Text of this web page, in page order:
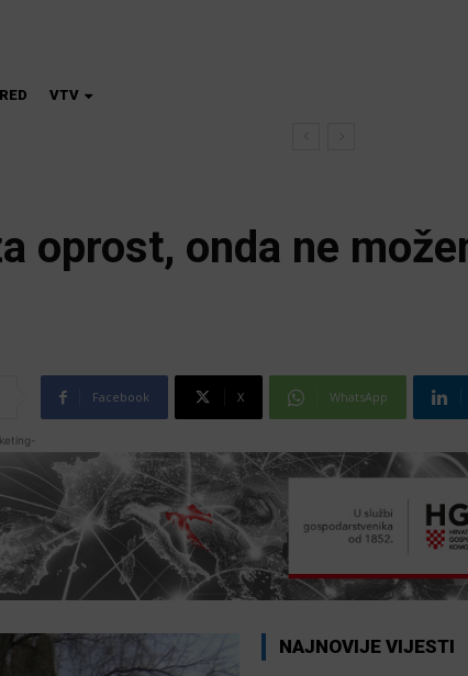
VTV
oprost, onda ne
Facebook X WhatsApp
NAJNOVIJE VIJESTI